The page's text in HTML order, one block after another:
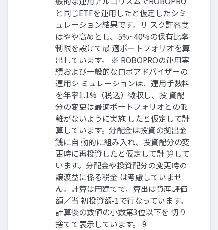
と同じETFを運用したと仮定したシミ
ュレーション結果です。リ スク許容度
はやや高めとし、5%~40%の保有比率
制限を設けて最 適ポートフォリオを算
出しています。 ※ ROBOPROの運用実
績および一般的なロボアドバイザーの
運用シ ミュレーションは、運用手数料
を年率1.1%（税込）徴収し、投 資配
分の変更は最適ポートフォリオとの乖
離がないように実施 したと仮定して計
算しています。分配金は投資の拠出金
銭に自 動的に組み入れ、投資配分の変
更時に再投資したと仮定して計 算して
います。分配金や投資配分の変更時の
譲渡益に係る税金 は考慮していませ
ん。計算は円建てで、算出は資産評価
額／当 初投資額-1で行なっています。
計算後の数値の小数第3位以下を 切り
捨てて表示しています。 9